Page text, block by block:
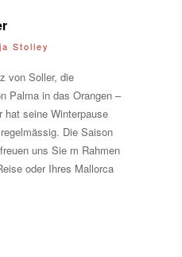
Stolley
von Soller, die
Palma in das Orangen –
hat seine Winterpause
Die Saison
uns Sie m Rahmen
oder Ihres Mallorca